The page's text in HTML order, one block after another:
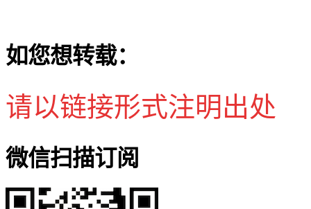
如您想转载：
请以链接形式注明出处
微信扫描订阅